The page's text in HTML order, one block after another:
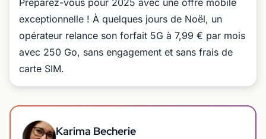
Préparez-vous pour 2025 avec une offre mobile
exceptionnelle ! À quelques jours de Noël, un
opérateur relance son forfait 5G à 7,99 € par mois
avec 250 Go, sans engagement et sans frais de
carte SIM.
Karima Becherie